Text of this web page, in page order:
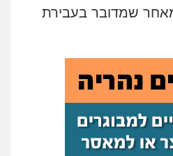
שמדובר בעבירת